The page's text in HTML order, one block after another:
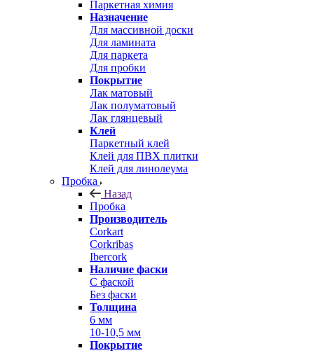
Паркетная химия
Назначение
Для массивной доски
Для ламината
Для паркета
Для пробки
Покрытие
Лак матовый
Лак полуматовый
Лак глянцевый
Клей
Паркетный клей
Клей для ПВХ плитки
Клей для линолеума
Пробка
Назад
Пробка
Производитель
Corkart
Corkribas
Ibercork
Наличие фаски
С фаской
Без фаски
Толщина
6 мм
10-10,5 мм
Покрытие